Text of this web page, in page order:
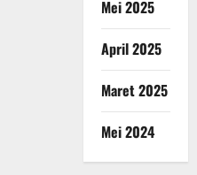
Mei 2025
April 2025
Maret 2025
Mei 2024